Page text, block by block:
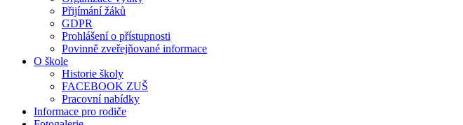
Přijímání žáků
GDPR
Prohlášení o přístupnosti
Povinně zveřejňované informace
O škole
Historie školy
FACEBOOK ZUŠ
Pracovní nabídky
Informace pro rodiče